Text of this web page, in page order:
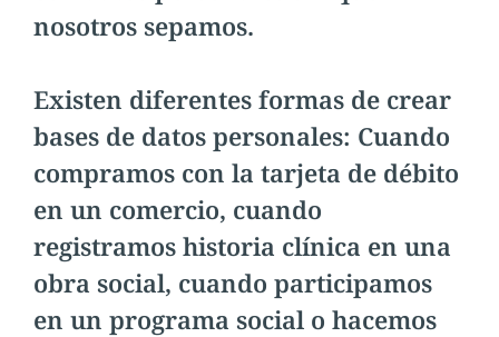
nosotros sepamos.
Existen diferentes formas de crear
bases de datos personales: Cuando
compramos con la tarjeta de débito
en un comercio, cuando
registramos historia clínica en una
obra social, cuando participamos
en un programa social o hacemos